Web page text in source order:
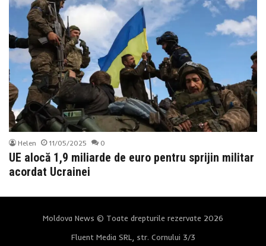
Helen 11/05/2025 0
UE alocă 1,9 miliarde de euro pentru sprijin militar
acordat Ucrainei
Moldova News © Toate drepturile rezervate 2026
Fluent Media SRL, str. Cornului 3/3